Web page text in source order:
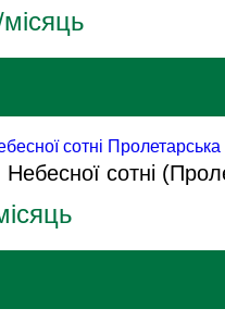
Небесної сотні